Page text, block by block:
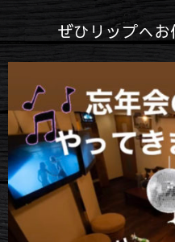
ぜひリップへお